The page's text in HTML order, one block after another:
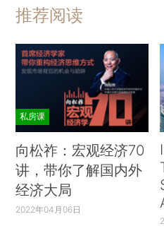
推荐阅读
私房课
向松祚：宏观经济70
讲，带你了解国内外
经济大局
2022年04月06日